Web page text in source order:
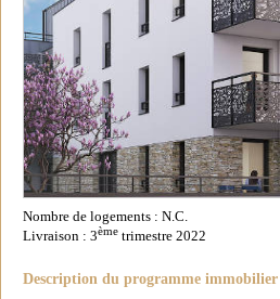
Nombre de logements : N.C.
Livraison : 3ème trimestre 2022
Description du programme immobilier